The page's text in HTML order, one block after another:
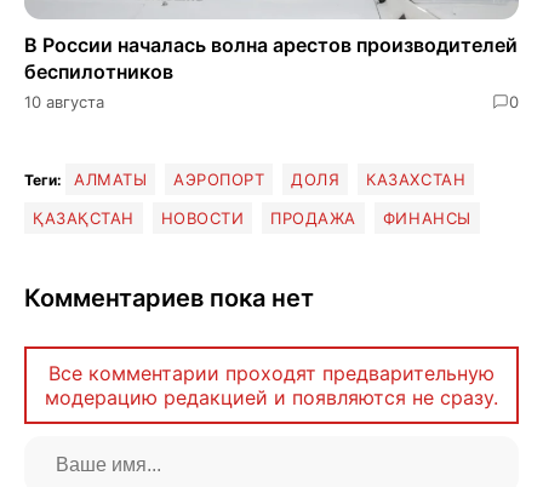
В России началась волна арестов производителей
беспилотников
10 августа 0
Теги: АЛМАТЫ АЭРОПОРТ ДОЛЯ
КАЗАХСТАН
ҚАЗАҚСТАН
НОВОСТИ ПРОДАЖА ФИНАНСЫ
Комментариев пока нет
Все комментарии проходят предварительную
модерацию редакцией и появляются не сразу.